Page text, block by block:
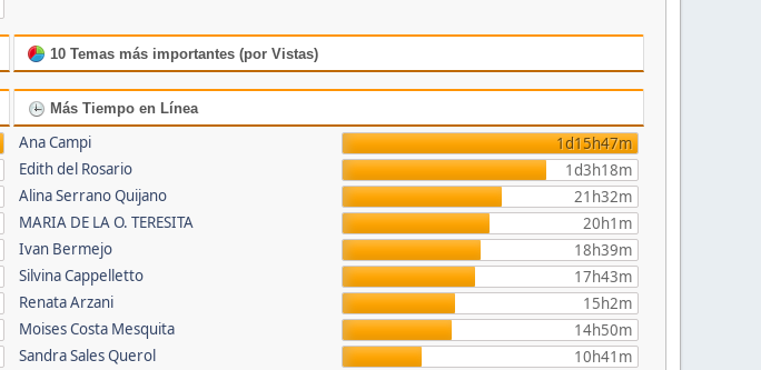
10 Temas más importantes (por Vistas)
Más Tiempo en Línea
Ana Campi
1d15h47m
Edith del Rosario
1d3h18m
Alina Serrano Quijano
21h32m
MARIA DE LA O. TERESITA
20h1m
Ivan Bermejo
18h39m
Silvina Cappelletto
17h43m
Renata Arzani
15h2m
Moises Costa Mesquita
14h50m
Sandra Sales Querol
10h41m